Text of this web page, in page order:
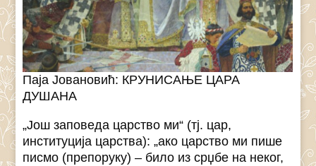
Паја Јовановић: КРУНИСАЊЕ ЦАРА
ДУШАНА
„Још заповеда царство ми“ (тј. цар,
институција царства): „ако царство ми пише
писмо (препоруку) – било из срџбе на неког,